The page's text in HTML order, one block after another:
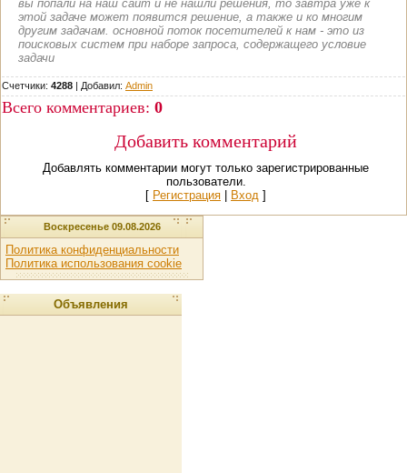
вы попали на наш сайт и не нашли решения, то завтра уже к
этой задаче может появится решение, а также и ко многим
другим задачам. основной поток посетителей к нам - это из
поисковых систем при наборе запроса, содержащего условие
задачи
Счетчики: 4288 | Добавил: Admin
Всего комментариев: 0
Добавить комментарий
Добавлять комментарии могут только зарегистрированные
пользователи.
[ Регистрация Вход ]
Воскресенье 09.08.2026
Политика конфиденциальности
Политика использования cookie
Объявления